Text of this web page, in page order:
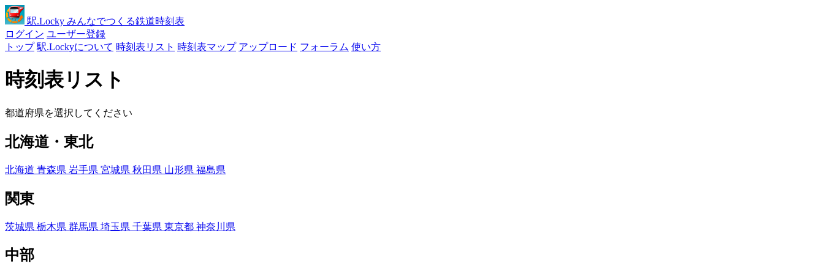
駅.Locky みんなでつくる鉄道時刻表
ログイン ユーザー登録
トップ 駅.Lockyについて 時刻表リスト 時刻表マップ アップロード フォーラム 使い方
時刻表リスト
都道府県を選択してください
北海道・東北
北海道 青森県 岩手県 宮城県 秋田県 山形県 福島県
関東
茨城県 栃木県 群馬県 埼玉県 千葉県 東京都 神奈川県
中部